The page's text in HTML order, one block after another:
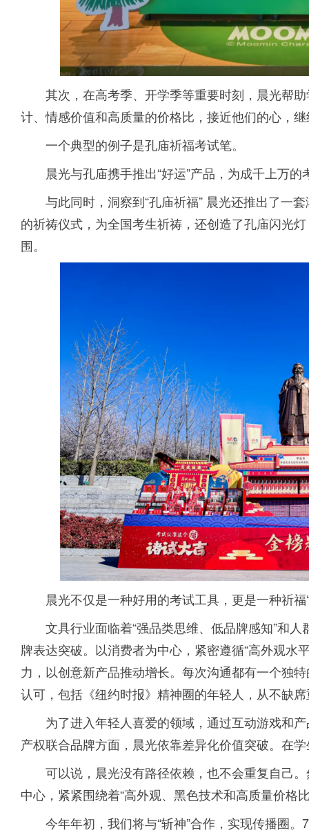
其次，在高考季、开学季等重要时刻，晨光帮
计、情感价值和高质量的价格比，接近他们的心，
一个典型的例子是孔庙祈福考试笔。
晨光与孔庙携手推出“好运”产品，为成千上万的
与此同时，洞察到“孔庙祈福” 晨光还推出了
的祈祷仪式，为全国考生祈祷，还创造了孔庙闪光
围。
晨光不仅是一种好用的考试工具，更是一种祈
文具行业面临着“强品类思维、低品牌感知”和
牌表达突破。以消费者为中心，紧密遵循“高外观水
力，以创意新产品推动增长。每次沟通都有一个独
认可，包括《纽约时报》精神圈的年轻人，从不缺
为了进入年轻人喜爱的领域，通过互动游戏和
产权联合品牌方面，晨光依靠差异化价值突破。在
可以说，晨光没有路径依赖，也不会重复自己
中心，紧紧围绕着“高外观、黑色技术和高质量价格
今年年初，我们将与“斩神”合作，实现传播圈